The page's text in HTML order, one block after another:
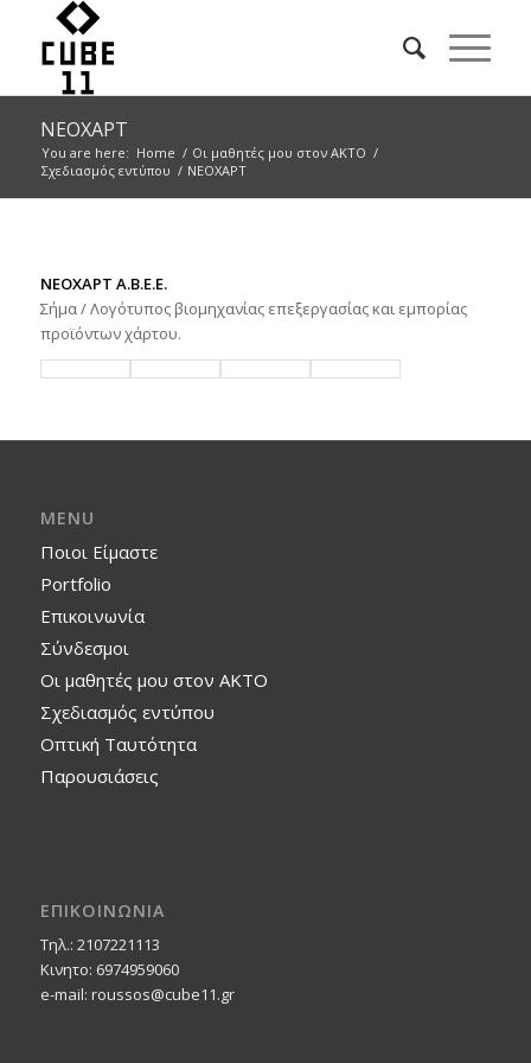
NEOXΑΡΤ
You are here: Home / Οι μαθητές μου στον ΑΚΤΟ /
Σχεδιασμός εντύπου / NEOXΑΡΤ
ΝΕΟΧΑΡΤ Α.Β.Ε.Ε.
Σήμα / Λογότυπος βιομηχανίας επεξεργασίας και εμπορίας
προϊόντων χάρτου.
MENU
Ποιοι Είμαστε
Portfolio
Επικοινωνία
Σύνδεσμοι
Οι μαθητές μου στον ΑΚΤΟ
Σχεδιασμός εντύπου
Οπτική Ταυτότητα
Παρουσιάσεις
ΕΠΙΚΟΙΝΩΝΙΑ
Τηλ.: 2107221113
Κινητο: 6974959060
e-mail: roussos@cube11.gr